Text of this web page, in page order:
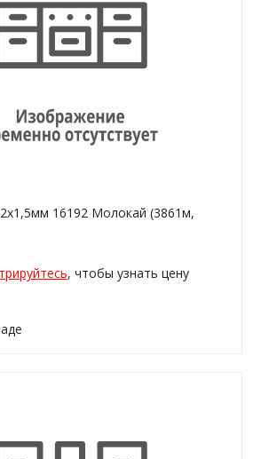
16192 Молокай (3861м,
, чтобы узнать цену